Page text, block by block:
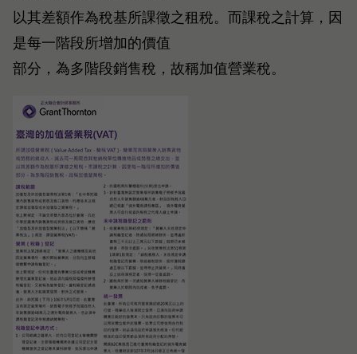
以其差額作為稅基所課徵之租稅。而課稅之計算，因
是每一階段所增加的價值
部分，為多階段銷售稅，故稱加值營業稅。